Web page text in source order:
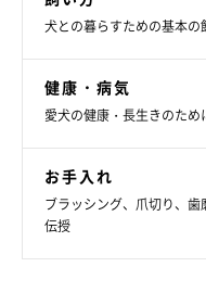
犬との暮らすための基本
健康・病気
愛犬の健康・長生きのた
お手入れ
ブラッシング、爪切り、
伝授